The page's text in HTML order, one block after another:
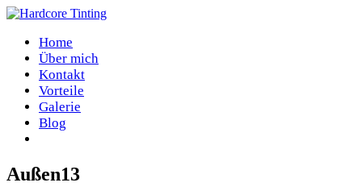
Home
Über mich
Kontakt
Vorteile
Galerie
Blog
Außen13